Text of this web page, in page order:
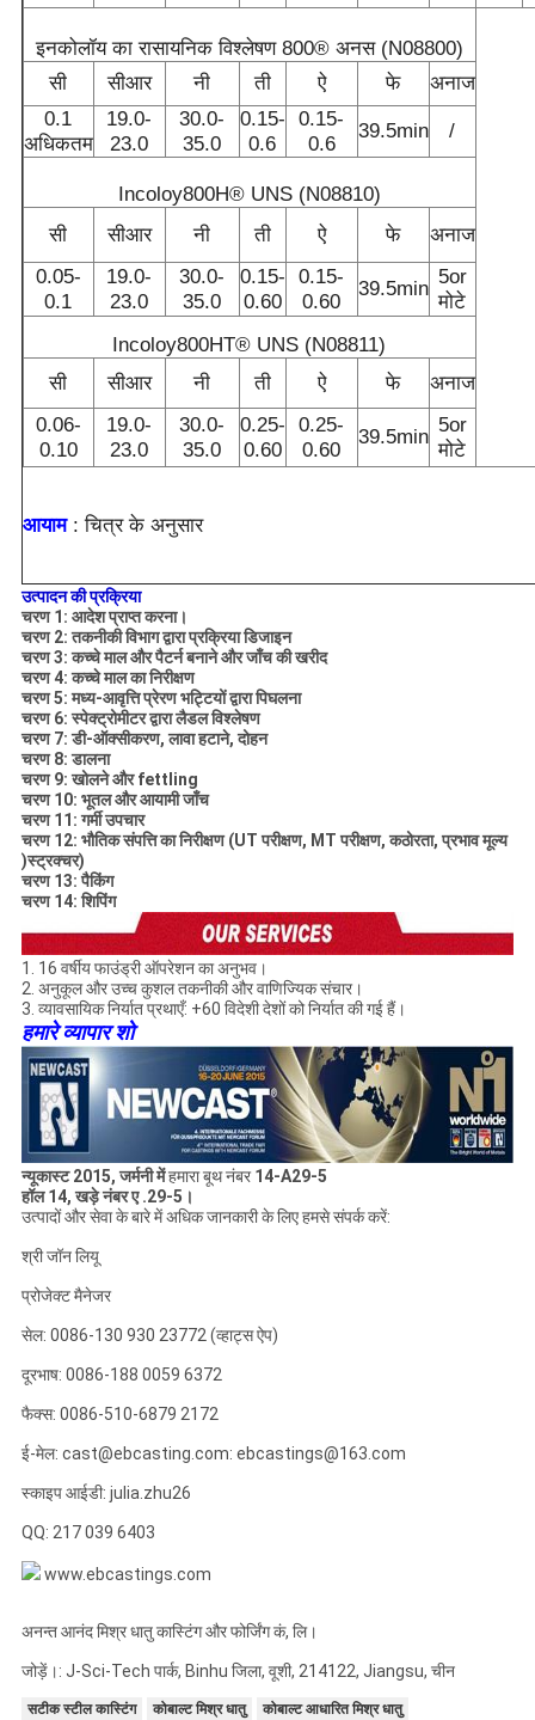
इनकोलॉय का रासायनिक विश्लेषण 800® अनस (N08800)
सी
सीआर नी ती ऐ फे
अनाज
0.1
अधिकतम
19.0-
23.0
30.0-
35.0
0.15-
0.6
0.15-
0.6
39.5min /
Incoloy800H® UNS (N08810)
सी
सीआर नी ती ऐ फे
अनाज
0.05-
0.1
19.0-
23.0
30.0-
35.0
0.15-
0.60
0.15-
0.60
39.5min 5or
मोटे
Incoloy800HT® UNS (N08811)
सी
सीआर नी ती ऐ फे
अनाज
0.06-
0.10
19.0-
23.0
30.0-
35.0
0.25-
0.60
0.25-
0.60
39.5min 5or
मोटे
आयाम: चित्र के अनुसार
उत्पादन की प्रक्रिया
चरण 1: आदेश प्राप्त करना।
चरण 2: तकनीकी विभाग द्वारा प्रक्रिया डिजाइन
चरण 3: कच्चे माल और पैटर्नबनाने और जाँच की खरीद
चरण 4: कच्चे माल का निरीक्षण
चरण 5: मध्य-आवृत्ति प्रेरण भट्टियों द्वारा पिघलना
चरण 6: स्पेक्ट्रोमीटर द्वारा लैडल विश्लेषण
चरण 7: डी-ऑक्सीकरण, लावा हटाने, दोहन
चरण 8: डालना
चरण 9: खोलने और fettling
चरण 10: भूतल और आयामी जाँच
चरण 11: गर्मी उपचार
चरण 12: भौतिक संपत्ति का निरीक्षण (UT परीक्षण, MT परीक्षण, कठोरता, प्रभाव मूल्य
)स्ट्रक्चर)
चरण 13: पैकिंग
चरण 14: शिपिंग
1. 16 वर्षीय फाउंड्री ऑपरेशन का अनुभव।
2. अनुकूल और उच्च कुशल तकनीकी और वाणिज्यिक संचार।
3. व्यावसायिक निर्यात प्रथाएँ: +60 विदेशी देशों को निर्यात की गई हैं।
हमारे व्यापार शो
न्यूकास्ट 2015, जर्मनी मेंहमारा बूथ नंबर14-A29-5
हॉल 14, खड़े नंबर ए .29-5।
उत्पादों और सेवा के बारे में अधिक जानकारी के लिए हमसे संपर्क करें:
श्री जॉन लियू
प्रोजेक्ट मैनेजर
सेल: 0086-130 930 23772 (व्हाट्स ऐप)
दूरभाष: 0086-188 0059 6372
फैक्स: 0086-510-6879 2172
ई-मेल: cast@ebcasting.com: ebcastings@163.com
स्काइप आईडी: julia.zhu26
QQ: 217 039 6403
www.ebcastings.com
अनन्त आनंद मिश्र धातु कास्टिंग और फोर्जिंग कं, लि।
जोड़ें।: J-Sci-Tech पार्क, Binhu जिला, वूशी, 214122, Jiangsu, चीन
सटीक स्टील कास्टिंग कोबाल्ट मिश्र धातु कोबाल्ट आधारित मिश्र धातु